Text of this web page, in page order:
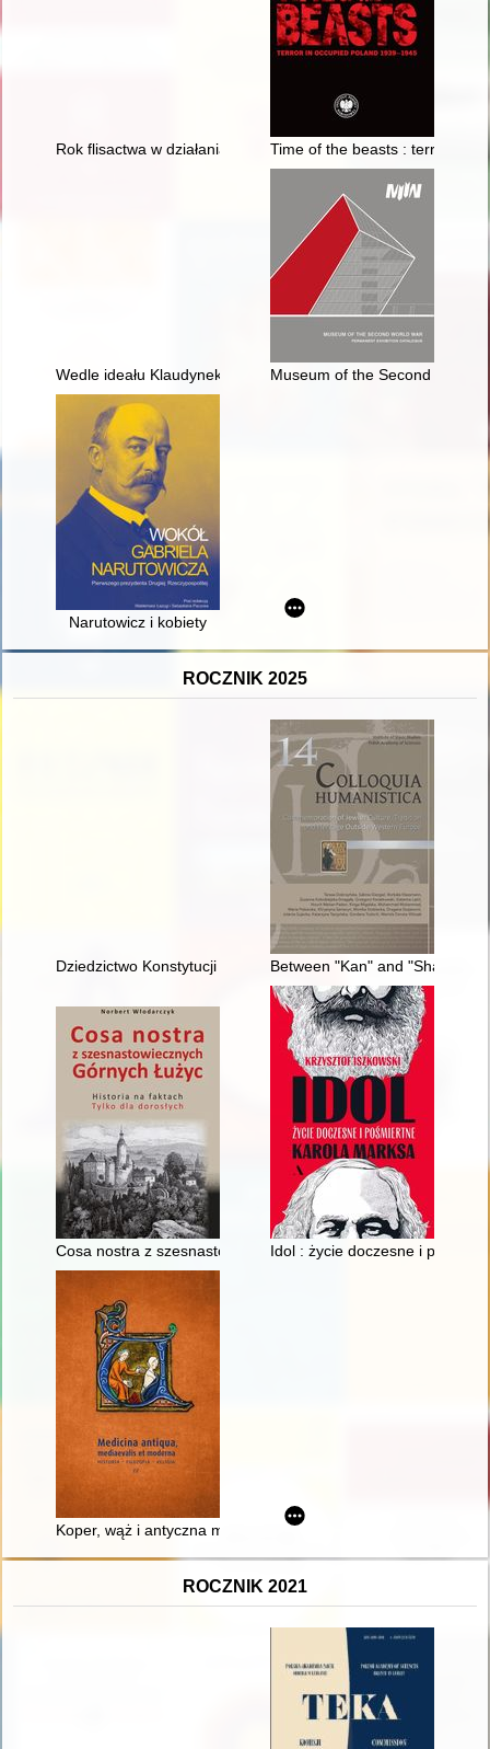
Rok flisactwa w działaniach Towarzystwa Miłośników
Time of the beasts : terror in
Wedle ideału Klaudynek..." : wizerunekMuseum of the Second World
Narutowicz i kobiety
ROCZNIK 2025
Dziedzictwo Konstytucji 1812 roku : z dziejówBetween "Kan" and "Sham" :
Cosa nostra z szesnastowiecznych Górnych Łużyc : historia
Idol : życie doczesne i
Koper, wąż i antyczna medycyna
ROCZNIK 2021